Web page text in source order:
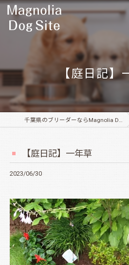
【庭日記】
千葉県のブリーダーならMagnolia Dog Site
【庭日記】一年草
2023/06/30